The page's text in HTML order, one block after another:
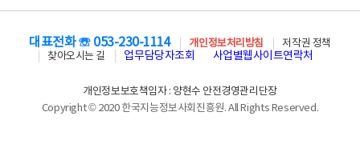
대표전화 ☏ 053-230-1114 개인정보처리방침
저작권 정책
찾아오시는 길
업무담당자조회 사업별웹사이트연락처
개인정보보호책임자 : 양현수 안전경영관리단장
Copyright © 2020 한국지능정보사회진흥원. All Rights Reserved.